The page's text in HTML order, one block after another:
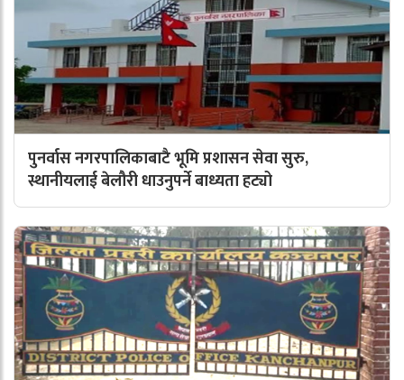
पुनर्वास नगरपालिकाबाटै भूमि प्रशासन सेवा सुरु,
स्थानीयलाई बेलौरी धाउनुपर्ने बाध्यता हट्यो